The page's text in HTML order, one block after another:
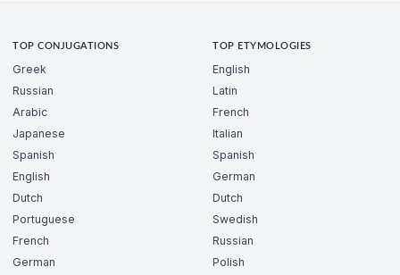
TOP CONJUGATIONS
Greek
Russian
Arabic
Japanese
Spanish
English
Dutch
Portuguese
French
German
TOP ETYMOLOGIES
English
Latin
French
Italian
Spanish
German
Dutch
Swedish
Russian
Polish